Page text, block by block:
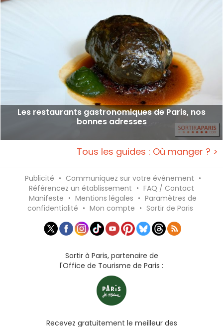
Les restaurants gastronomiques de Paris, nos
bonnes adresses
Tous les guides : Où manger ? >
Publicité • Communiquez sur votre événement •
Référencez un établissement • FAQ / Contact
Manifeste • Mentions légales • Paramètres de
confidentialité • Mon compte • Sortir de Paris
Sortir à Paris, partenaire de
l'Office de Tourisme de Paris :
Recevez gratuitement le meilleur des